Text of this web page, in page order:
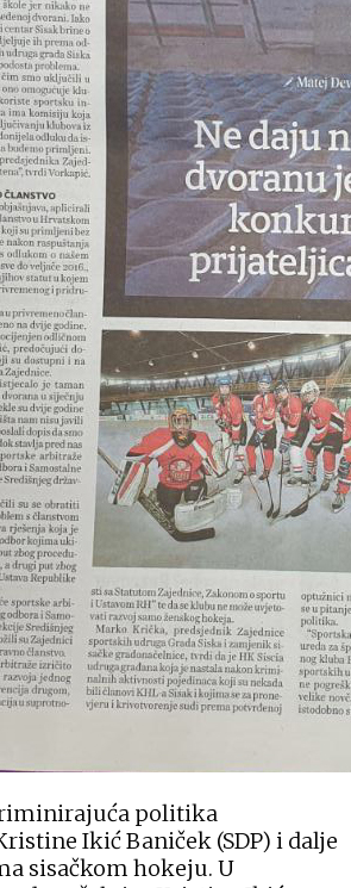
politika
Ikić Baniček (SDP) i dalje
sisačkom hokeju. U